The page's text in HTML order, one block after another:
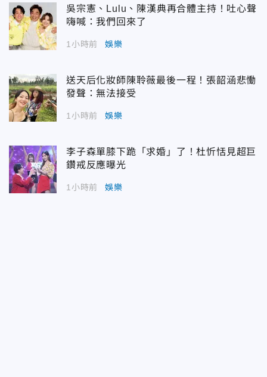
吳宗憲、Lulu、陳漢典再合體主持！吐心聲
嗨喊：我們回來了
1小時前 娛樂
送天后化妝師陳聆薇最後一程！張韶涵悲慟
發聲：無法接受
1小時前 娛樂
李子森單膝下跪「求婚」了！杜忻恬見超巨
鑽戒反應曝光
1小時前 娛樂